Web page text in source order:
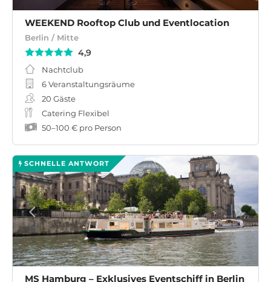
WEEKEND Rooftop Club und Eventlocation
Berlin / Mitte
4,9
Nachtclub
6 Veranstaltungsräume
20 Gäste
Catering Flexibel
50–100 € pro Person
SCHNELLE ANTWORT
MS Hamburg – Exklusives Eventschiff in Berlin